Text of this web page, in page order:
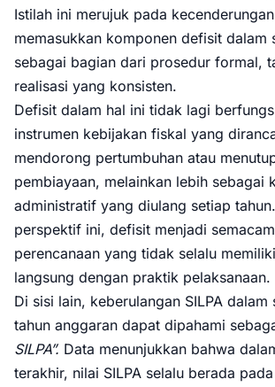
Istilah ini merujuk pada
memasukkan komponen defisit dalam
sebagai bagian dari prosedur formal,
realisasi yang konsisten.
Defisit dalam hal ini tidak lagi
instrumen kebijakan fiskal yang
mendorong pertumbuhan atau
pembiayaan, melainkan lebih sebagai
administratif yang diulang setiap
perspektif ini, defisit menjadi
perencanaan yang tidak selalu
langsung dengan praktik pelaksanaan.
Di sisi lain, keberulangan SILPA dalam
tahun anggaran dapat dipahami
SILPA”. Data menunjukkan bahwa
terakhir, nilai SILPA selalu berada